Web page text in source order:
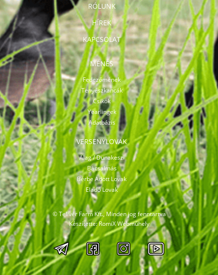
RÓLUNK
HÍREK
KAPCSOLAT
MÉNES
Fedezőmének
Tenyészkancák
Csikók
Yearlingek
Adatbázis
VERSENYLOVAK
Alag / Dunakeszi
Bácsalmás
Bérbe Adott Lovak
Eladó Lovak
© Telivér Farm Kft., Minden jog fenntartva
Készítette:RomiX Webműhely